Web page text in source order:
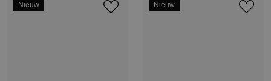
Nieuw Nieuw